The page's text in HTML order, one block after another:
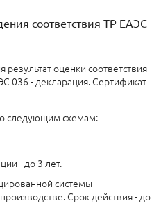
соответствия ТР ЕАЭС
оценки соответствия
036 - декларация. Сертификат
следующим схемам:
- до 3 лет.
системы
Срок действия - до